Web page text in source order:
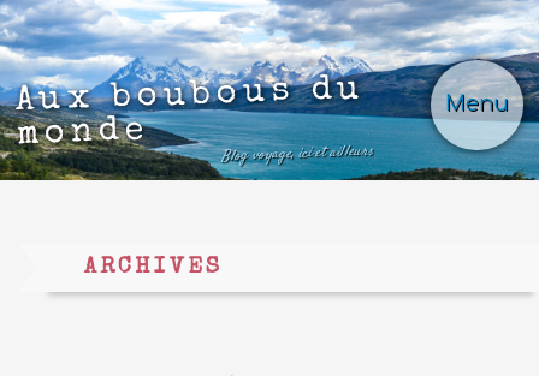
Menu
Aux boubous du
monde
Blog voyage, ici et ailleurs
ARCHIVES